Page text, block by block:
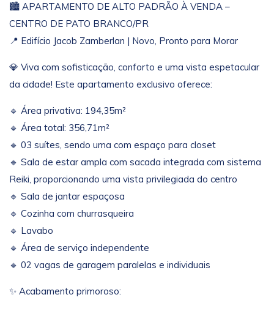
🏙 APARTAMENTO DE ALTO PADRÃO À VENDA –
CENTRO DE PATO BRANCO/PR
📍 Edifício Jacob Zamberlan | Novo, Pronto para Morar
💎 Viva com sofisticação, conforto e uma vista espetacular
da cidade! Este apartamento exclusivo oferece:
🔹 Área privativa: 194,35m²
🔹 Área total: 356,71m²
🔹 03 suítes, sendo uma com espaço para closet
🔹 Sala de estar ampla com sacada integrada com sistema
Reiki, proporcionando uma vista privilegiada do centro
🔹 Sala de jantar espaçosa
🔹 Cozinha com churrasqueira
🔹 Lavabo
🔹 Área de serviço independente
🔹 02 vagas de garagem paralelas e individuais
✨ Acabamento primoroso: